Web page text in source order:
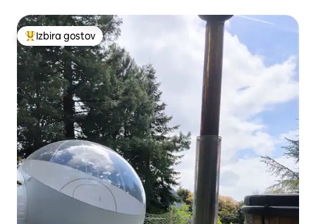
Najbolj priljubljena prenočišča z značko »Izbira gostov«
Izbira gostov